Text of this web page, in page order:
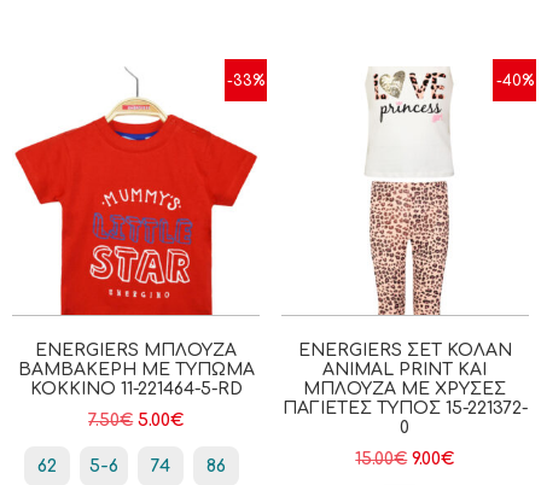
-33%
ENERGIERS ΜΠΛΟΎΖΑ
ΒΑΜΒΑΚΕΡΉ ΜΕ ΤΎΠΩΜΑ
ΚΟΚΚΙΝΟ 11-221464-5-RD
7.50€ 5.00€
62 5-6 74 86
-40%
ENERGIERS ΣΕΤ ΚΟΛΆΝ
ANIMAL PRINT ΚΑΙ
ΜΠΛΟΎΖΑ ΜΕ ΧΡΥΣΈΣ
ΠΑΓΙΈΤΕΣ ΤΎΠΟΣ 15-221372-
0
15.00€ 9.00€